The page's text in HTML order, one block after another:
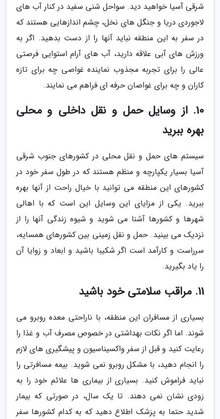
شرقی آسیا خواهید دید. سواحل شنی سفید در کنار آب های
لاجوردی دریا و جنگل های نخل، چشم اندازهایی هستند که
در سفر به این منطقه نباید آنها را از دست بدهید. اگر به
ورزش های آبی علاقه دارید، آب های آرام استوایی فرصتی
عالی را برای تجربه مجذوب نماینده غواصی چه برای تازه
کاران و چه برای غواصان حرفه ای فراهم می نمایند.
10. از وسایل حمل و نقل داخلی و محلی
بهره ببرید
سیستم های حمل و نقل محلی در کشورهای جنوب شرقی
آسیا بسیار یکپارچه و منظم هستند که در طول سفر خود در
کشورهای این منطقه می توانید با خیال راحت از آنها بهره
ببرید. یکی از مزایای این وسایل این است که با اهالی
شهرها و کشورها آشنا می شوید و شیوه زندگی آنها را از
نزدیک می بینید. حمل و نقل زمینی بین کشورهای همسایه،
سرراست و کارآمد است اگر شکیبا باشید و ابعاد و زوایا آن
را یاد بگیرید.
11. مراقب سلامتی خود باشید
بسیاری از مسافران این منطقه، با ناراحتی معده روبرو می
شوند. اما اگر نکات بهداشتی در خصوص مصرف آب و غذا را
رعایت کنید و قبل از سفر واکسیناسیون و پیشگیری های لازم
را انجام دهید، با مشکل روبرو نمی شوید. بیمه مسافرتی را
نباید فراموش کنید. بسیاری از بیماری ها علائم خود را به
زودی نشان نمی دهند. تا یک سال، در صورتی که بیمار
شدید حتما به پزشک اطلاع دهید که به کدام کشورها سفر